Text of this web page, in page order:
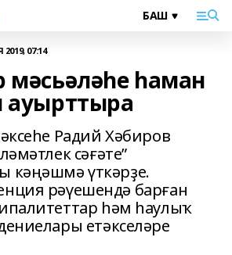
07:14
мәсьәләһе һаман
Радий Хәбиров
сәғәте”
кәңәшмә үткәрҙе.
рәүешендә барған
һәм һаулыҡ
етәкселәре